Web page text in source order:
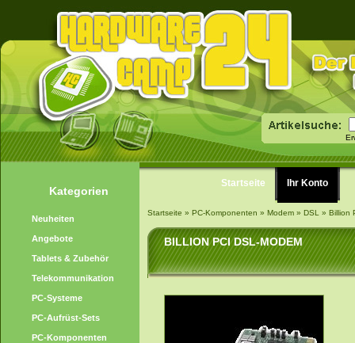
Kategorien
Neuheiten
Angebote
Tablets & Zubehör
Telekommunikation
PC-Systeme
PC-Aufrüst-Sets
PC-Komponenten
Startseite Ihr Konto
Startseite » PC-Komponenten » Modem » DSL » Billion
BILLION PCI DSL-MODEM